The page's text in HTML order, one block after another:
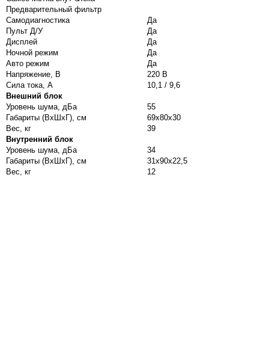
Предварительный фильтр
Самодиагностика
Да
Пульт Д/У
Да
Дисплей
Да
Ночной режим
Да
Авто режим
Да
Напряжение, В
220 В
Сила тока, А
10,1 / 9,6
Внешний блок
Уровень шума, дБа
55
Габариты (ВхШхГ), см
69х80х30
Вес, кг
39
Внутренний блок
Уровень шума, дБа
34
Габариты (ВхШхГ), см
31х90х22,5
Вес, кг
12